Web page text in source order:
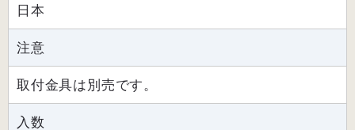
日本
注意
取付金具は別売です。
入数